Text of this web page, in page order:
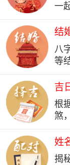
一
结
八
等
吉
根
煞
姓
揭